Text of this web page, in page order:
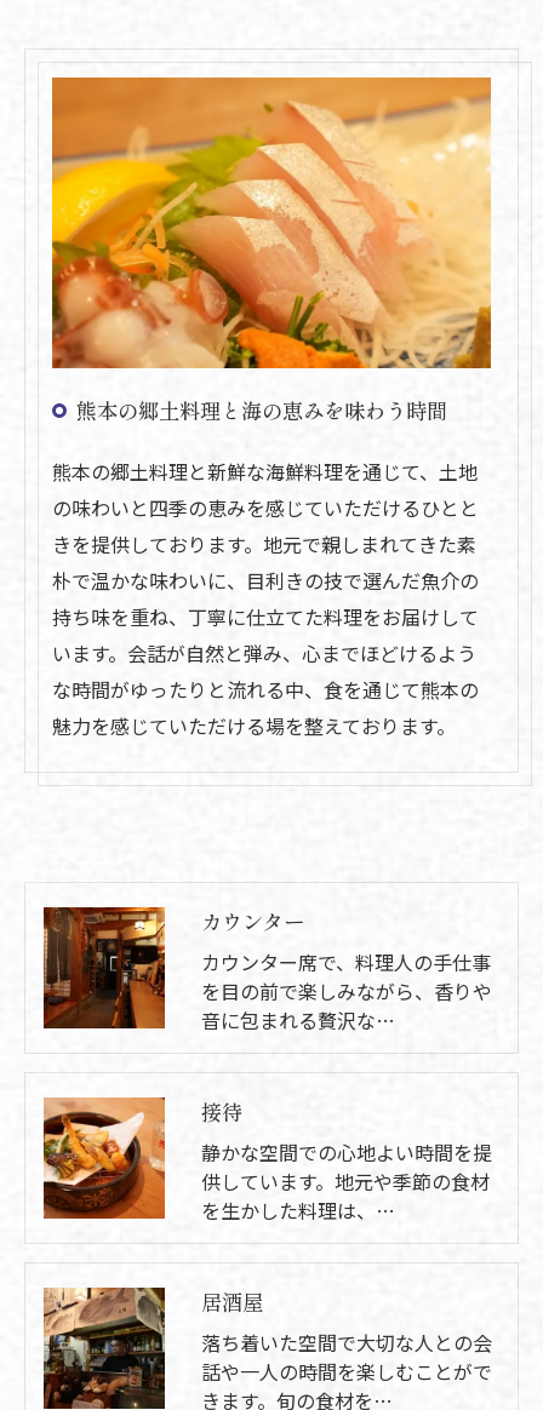
熊本の郷土料理と海の恵みを味わう時間
熊本の郷土料理と新鮮な海鮮料理を通じて、土地
の味わいと四季の恵みを感じていただけるひとと
きを提供しております。地元で親しまれてきた素
朴で温かな味わいに、目利きの技で選んだ魚介の
持ち味を重ね、丁寧に仕立てた料理をお届けして
います。会話が自然と弾み、心までほどけるよう
な時間がゆったりと流れる中、食を通じて熊本の
魅力を感じていただける場を整えております。
カウンター
カウンター席で、料理人の手仕事
を目の前で楽しみながら、香りや
音に包まれる贅沢な…
接待
静かな空間での心地よい時間を提
供しています。地元や季節の食材
を生かした料理は、…
居酒屋
落ち着いた空間で大切な人との会
話や一人の時間を楽しむことがで
きます。旬の食材を…
ご予約・ご相談はこちら